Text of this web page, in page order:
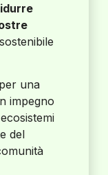
una
impegno
del